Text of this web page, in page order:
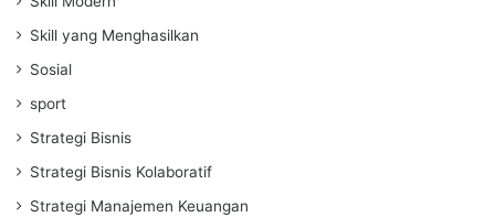
Skill yang Menghasilkan
Sosial
sport
Strategi Bisnis
Strategi Bisnis Kolaboratif
Strategi Manajemen Keuangan